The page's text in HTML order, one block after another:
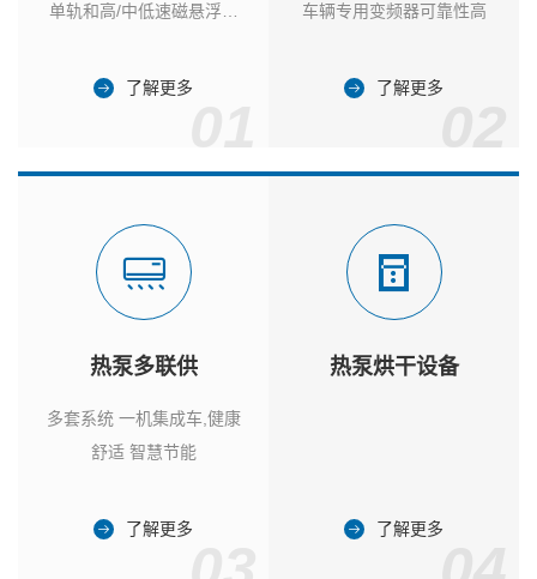
单轨和高/中低速磁悬浮列
了解更多
车辆专用变频器可靠性高
了解更多
热泵多联供
多套系统 一机集成车,健康
舒适 智慧节能
了解更多
热泵烘干设备
了解更多